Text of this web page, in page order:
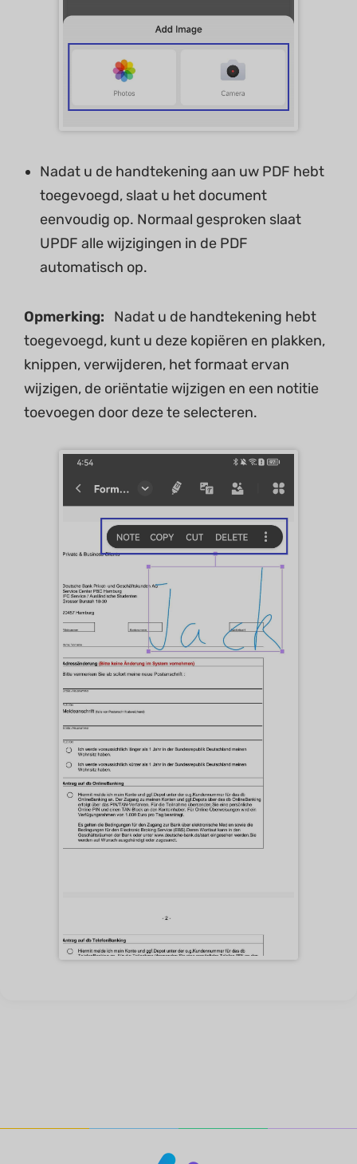
Nadat u de handtekening aan uw PDF hebt
toegevoegd, slaat u het document
eenvoudig op. Normaal gesproken slaat
UPDF alle wijzigingen in de PDF
automatisch op.
Opmerking: Nadat u de handtekening hebt
toegevoegd, kunt u deze kopiëren en plakken,
knippen, verwijderen, het formaat ervan
wijzigen, de oriëntatie wijzigen en een notitie
toevoegen door deze te selecteren.